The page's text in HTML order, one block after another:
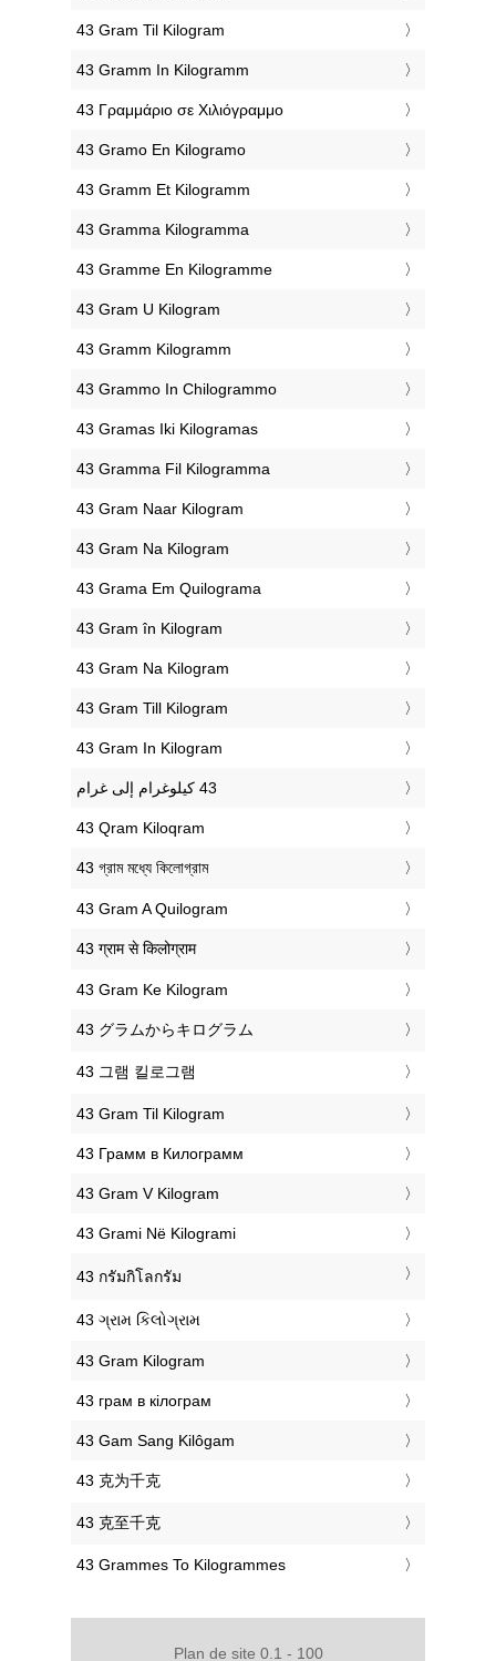
‎43 Gram Til Kilogram
‎43 Gramm In Kilogramm
‎43 Γραμμάριο σε Χιλιόγραμμο
‎43 Gramo En Kilogramo
‎43 Gramm Et Kilogramm
‎43 Gramma Kilogramma
‎43 Gramme En Kilogramme
‎43 Gram U Kilogram
‎43 Gramm Kilogramm
‎43 Grammo In Chilogrammo
‎43 Gramas Iki Kilogramas
‎43 Gramma Fil Kilogramma
‎43 Gram Naar Kilogram
‎43 Gram Na Kilogram
‎43 Grama Em Quilograma
‎43 Gram în Kilogram
‎43 Gram Na Kilogram
‎43 Gram Till Kilogram
‎43 Gram In Kilogram
‎43 Qram Kiloqram
‎43 গ্রাম মধ্যে কিলোগ্রাম
‎43 Gram A Quilogram
‎43 ग्राम से किलोग्राम
‎43 Gram Ke Kilogram
‎43 グラムからキログラム
‎43 그램 킬로그램
‎43 Gram Til Kilogram
‎43 Грамм в Килограмм
‎43 Gram V Kilogram
‎43 Grami Në Kilogrami
‎43 กรัมกิโลกรัม
‎43 ગ્રામ કિલોગ્રામ
‎43 Gram Kilogram
‎43 грам в кілограм
‎43 Gam Sang Kilôgam
‎43 克为千克
‎43 克至千克
‎43 Grammes To Kilogrammes
Plan de site 0.1 - 100